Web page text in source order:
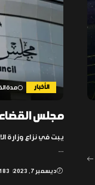
الأخبار مدة
مجلس القضاء
يبت في نزاع وزارة
...
ديسمبر 7, 2023 183 مشاهدة